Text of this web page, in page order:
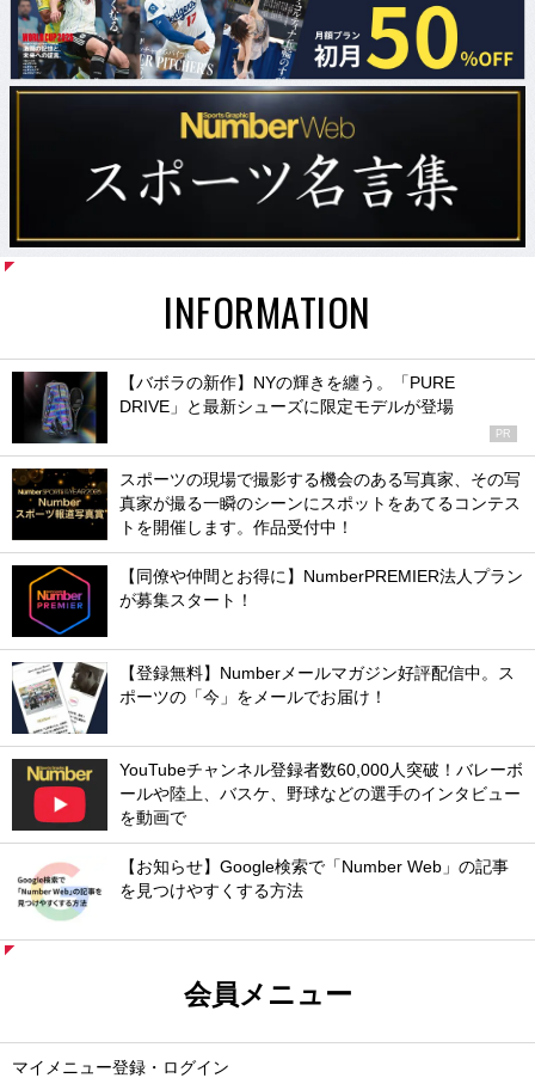
INFORMATION
【バボラの新作】NYの輝きを纏う。「PURE
DRIVE」と最新シューズに限定モデルが登場
PR
スポーツの現場で撮影する機会のある写真家、その写
真家が撮る一瞬のシーンにスポットをあてるコンテス
トを開催します。作品受付中！
【同僚や仲間とお得に】NumberPREMIER法人プラン
が募集スタート！
【登録無料】Numberメールマガジン好評配信中。ス
ポーツの「今」をメールでお届け！
YouTubeチャンネル登録者数60,000人突破！バレーボ
ールや陸上、バスケ、野球などの選手のインタビュー
を動画で
【お知らせ】Google検索で「Number Web」の記事
を見つけやすくする方法
会員メニュー
マイメニュー登録・ログイン